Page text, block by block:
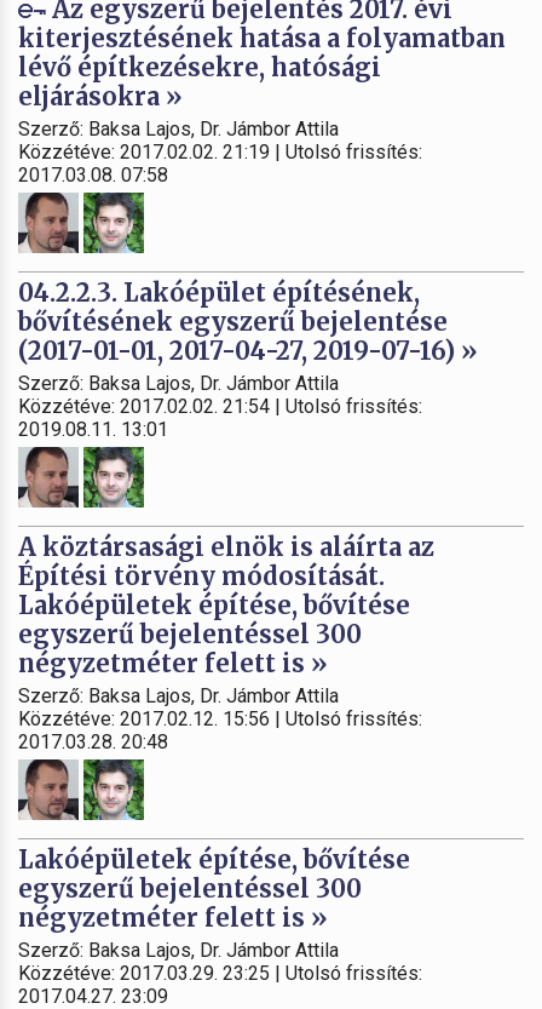
Az egyszerű bejelentés 2017. évi
kiterjesztésének hatása a folyamatban
lévő építkezésekre, hatósági
eljárásokra »
Szerző: Baksa Lajos, Dr. Jámbor Attila
Közzétéve: 2017.02.02. 21:19 | Utolsó frissítés:
2017.03.08. 07:58
04.2.2.3. Lakóépület építésének,
bővítésének egyszerű bejelentése
(2017-01-01, 2017-04-27, 2019-07-16) »
Szerző: Baksa Lajos, Dr. Jámbor Attila
Közzétéve: 2017.02.02. 21:54 | Utolsó frissítés:
2019.08.11. 13:01
A köztársasági elnök is aláírta az
Építési törvény módosítását.
Lakóépületek építése, bővítése
egyszerű bejelentéssel 300
négyzetméter felett is »
Szerző: Baksa Lajos, Dr. Jámbor Attila
Közzétéve: 2017.02.12. 15:56 | Utolsó frissítés:
2017.03.28. 20:48
Lakóépületek építése, bővítése
egyszerű bejelentéssel 300
négyzetméter felett is »
Szerző: Baksa Lajos, Dr. Jámbor Attila
Közzétéve: 2017.03.29. 23:25 | Utolsó frissítés:
2017.04.27. 23:09